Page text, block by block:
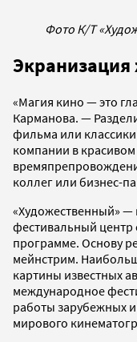
Фото К/Т
«Магия кино — это
Карманова. —
фильма или
компании в
коллег или бизнес-
«Художественный» —
фестивальный центр
программе. Основу
мейнстрим.
картины известных
международное
работы зарубежных
мирового